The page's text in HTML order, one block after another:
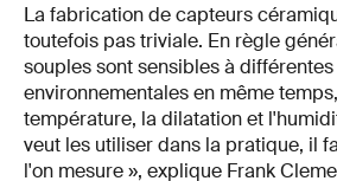
La fabrication de capteurs
toutefois pas triviale. En règle
souples sont sensibles à
environnementales en même
température, la dilatation et
veut les utiliser dans la pratique, il
l'on mesure », explique Frank